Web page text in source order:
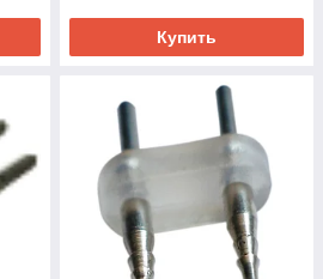
Купить